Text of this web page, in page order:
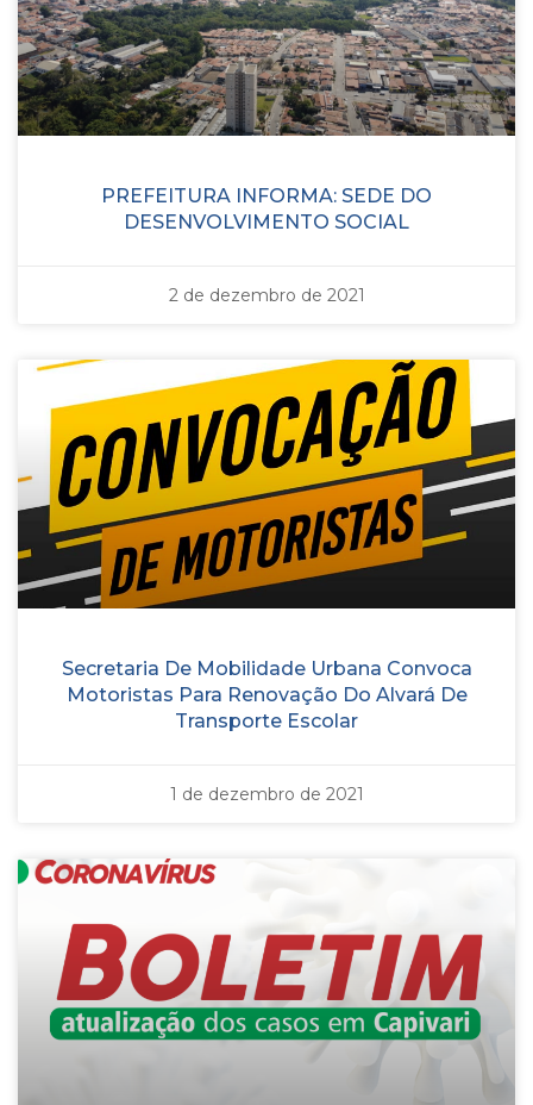
PREFEITURA INFORMA: SEDE DO
DESENVOLVIMENTO SOCIAL
2 de dezembro de 2021
Secretaria De Mobilidade Urbana Convoca
Motoristas Para Renovação Do Alvará De
Transporte Escolar
1 de dezembro de 2021